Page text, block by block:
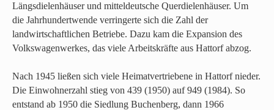
Längsdielenhäuser und mitteldeutsche Querdielenhäuser. Um
die Jahrhundertwende verringerte sich die Zahl der
landwirtschaftlichen Betriebe. Dazu kam die Expansion des
Volkswagenwerkes, das viele Arbeitskräfte aus Hattorf abzog.
Nach 1945 ließen sich viele Heimatvertriebene in Hattorf nieder.
Die Einwohnerzahl stieg von 439 (1950) auf 949 (1984). So
entstand ab 1950 die Siedlung Buchenberg, dann 1966